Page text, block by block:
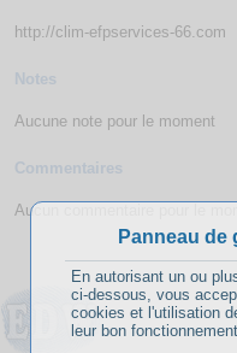
http://clim-efpservices-66.com
Notes
Aucune note pour le moment
Commentaires
Aucun commentaire pour le
Panneau
En autorisant un ou
ci-dessous, vous
cookies et l'utilisation
leur bon